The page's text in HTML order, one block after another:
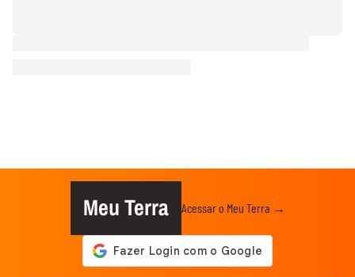
Meu Terra Acessar o Meu Terra →